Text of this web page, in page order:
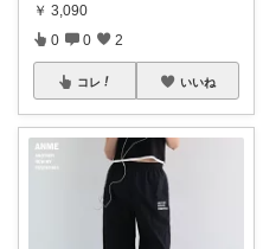
￥ 3,090
0 0 2
コレ いいね